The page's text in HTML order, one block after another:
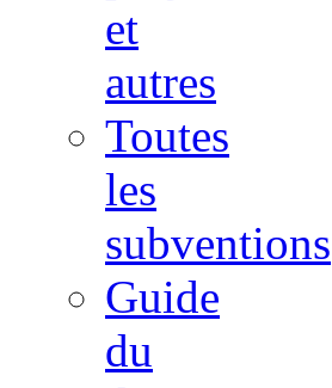
et
autres
Toutes
les
subventions
Guide
du